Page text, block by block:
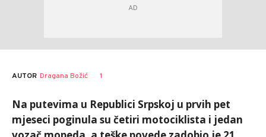
AUTOR Dragana Božić 1
Na putevima u Republici Srpskoj u prvih pet
mjeseci poginula su četiri motociklista i jedan